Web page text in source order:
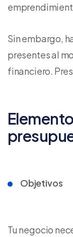
Sin embargo,
presentes al
financiero.
Objetivos
Tu negocio